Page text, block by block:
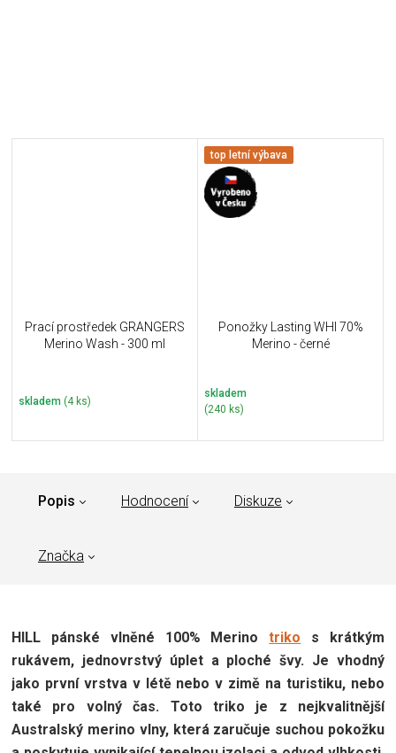
Prací prostředek GRANGERS
Merino Wash - 300 ml
skladem (4 ks)
top letní výbava
Ponožky Lasting WHI 70%
Merino - černé
skladem
(240 ks)
Popis Hodnocení Diskuze
Značka
HILL pánské vlněné 100% Merinotriko s krátkým
rukávem, jednovrstvý úplet a ploché švy. Je vhodný
jako první vrstva v létě nebo v zimě na turistiku, nebo
také pro volný čas. Toto triko je z nejkvalitnější
Australský merino vlny, která zaručuje suchou pokožku